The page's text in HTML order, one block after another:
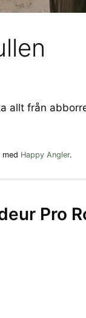
allt från
med Happy Angler.
Pro